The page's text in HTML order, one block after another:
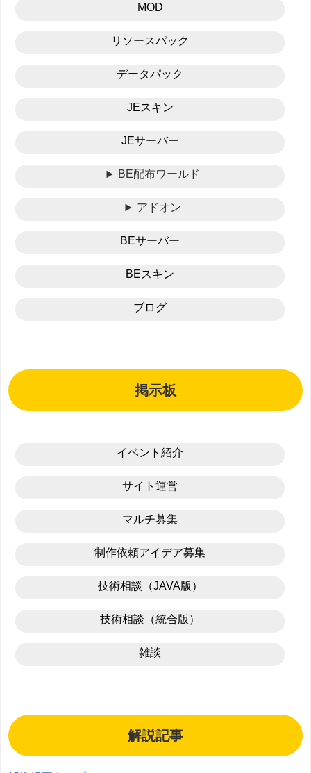
MOD
リソースパック
データパック
JEスキン
JEサーバー
BE配布ワールド
アドオン
BEサーバー
BEスキン
ブログ
掲示板
イベント紹介
サイト運営
マルチ募集
制作依頼アイデア募集
技術相談（JAVA版）
技術相談（統合版）
雑談
解説記事